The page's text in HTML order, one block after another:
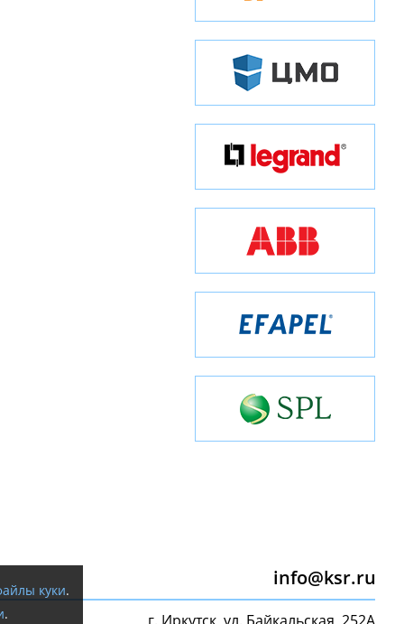
info@ksr.ru
куки.
.